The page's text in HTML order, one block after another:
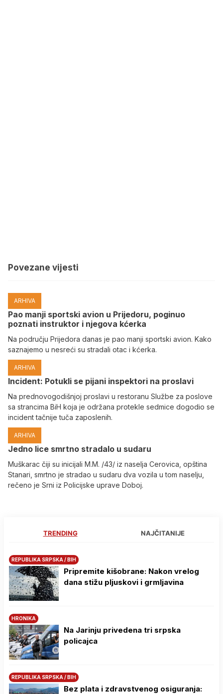
Povezane vijesti
ARHIVA
Pao manji sportski avion u Prijedoru, poginuo
poznati instruktor i njegova kćerka
Na području Prijedora danas je pao manji sportski avion. Kako
saznajemo u nesreći su stradali otac i kćerka.
ARHIVA
Incident: Potukli se pijani inspektori na proslavi
Na prednovogodišnjoj proslavi u restoranu Službe za poslove
sa strancima BiH koja je održana protekle sedmice dogodio se
incident tačnije tuča zaposlenih.
ARHIVA
Јedno lice smrtno stradalo u sudaru
Muškarac čiji su inicijali M.M. /43/ iz naselja Cerovica, opština
Stanari, smrtno je stradao u sudaru dva vozila u tom naselju,
rečeno je Srni iz Policijske uprave Doboj.
TRENDING NAJČITANIJE
REPUBLIKA SRPSKA / BIH
Pripremite kišobrane: Nakon vrelog
dana stižu pljuskovi i grmljavina
HRONIKA
Na Јarinju privedena tri srpska
policajca
REPUBLIKA SRPSKA / BIH
Bez plata i zdravstvenog osiguranja: